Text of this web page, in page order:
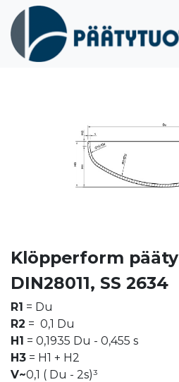
Siirry sisältöön
Klöpperform pääty
DIN28011, SS 2634
R1 = Du
R2 = 0,1 Du
H1 = 0,1935 Du - 0,455 s
H3 = H1 + H2
V~0,1 ( Du - 2s)³